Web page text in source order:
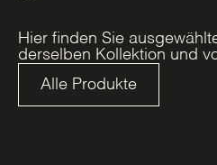
Hier finden Sie
derselben Kollektion und
Alle Produkte